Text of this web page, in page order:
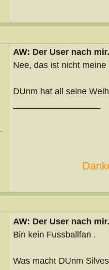
AW: Der User nach
Nee, das ist nicht meine
DUnm hat all seine
AW: Der User nach
Bin kein Fussballfan .
Was macht DUnm